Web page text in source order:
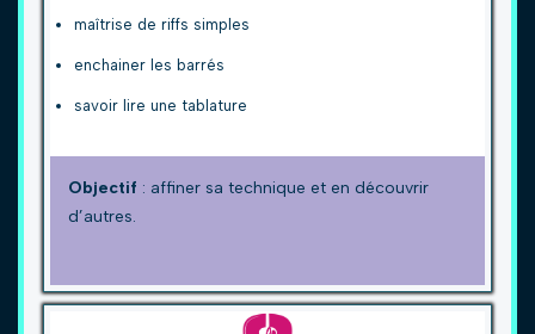
maîtrise de riffs simples
enchainer les barrés
savoir lire une tablature
Objectif : affiner sa technique et en découvrir
d’autres.